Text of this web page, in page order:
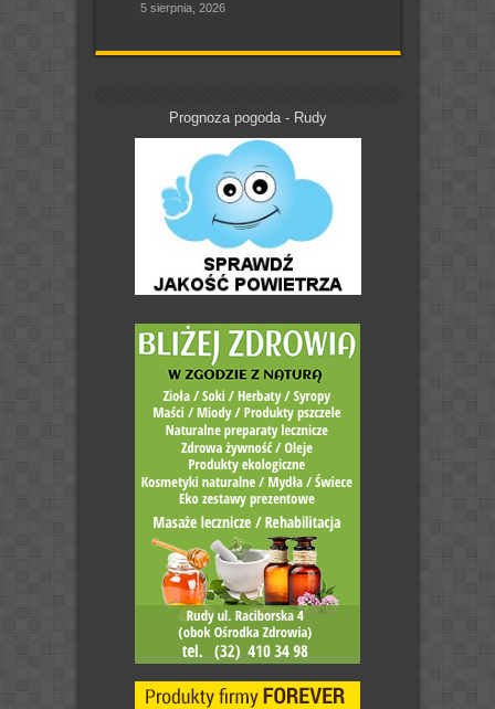
5 sierpnia, 2026
Prognoza pogoda - Rudy